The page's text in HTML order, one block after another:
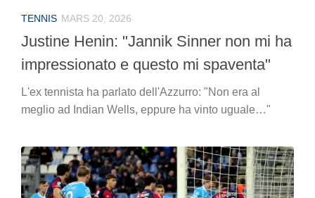
TENNIS MARS 20, 2026
Justine Henin: "Jannik Sinner non mi ha
impressionato e questo mi spaventa"
L'ex tennista ha parlato dell'Azzurro: "Non era al
meglio ad Indian Wells, eppure ha vinto uguale…"